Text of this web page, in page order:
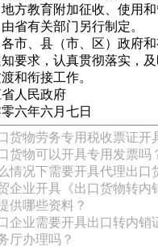
方教育附加征收、使用
省有关部门另行制定。
市、县（市、区）政府
要求，认真贯彻落实，
和衔接工作。
人民政府
六年六月七日
货物劳务专用税收票证开
货物可以开具专用发票吗
情况下需要开具代理出口
企业开具《出口货物转内
供哪些资料？
企业需要开具出口转内销
厅办理吗？